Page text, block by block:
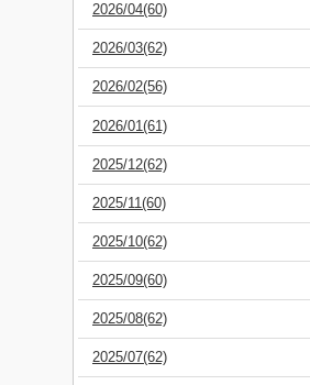
2026/04(60)
2026/03(62)
2026/02(56)
2026/01(61)
2025/12(62)
2025/11(60)
2025/10(62)
2025/09(60)
2025/08(62)
2025/07(62)